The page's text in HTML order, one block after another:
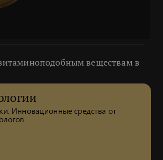
веществам в
Инновационные средства от